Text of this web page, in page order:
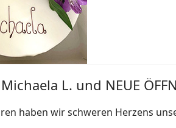
L. und NEUE
haben wir schweren Herzens